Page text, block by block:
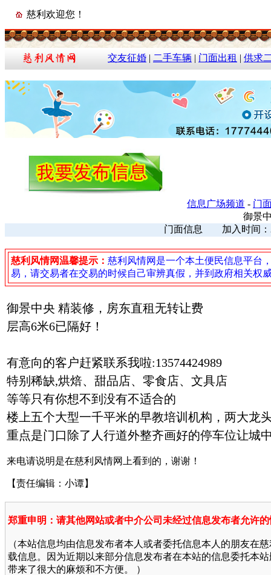
慈利欢迎您！
交友征婚 | 二手车辆 | 门面出租 | 供求
信息广场频道 - 门
御景
门面信息 加入时间
慈利风情网温馨提示： 慈利风情网是一个本土便民信息平台
易，请交易者在交易的时候自己审辨真假，并到政府相关权
御景中央 精装修，房东直租无转让费
层高6米6已隔好！
有意向的客户赶紧联系我啦:13574424989
特别稀缺,烘焙、甜品店、零食店、文具店
等等只有你想不到没有不适合的
楼上五个大型一千平米的早教培训机构，两大龙
重点是门口除了人行道外整齐画好的停车位让城
来电请说明是在慈利风情网上看到的，谢谢！
【责任编辑：小谭】
郑重申明：请其他网站或者中介公司未经过信息发布者允许
（本站信息均由信息发布者本人或者委托信息本人的朋友在
载信息。因为近期以来部分信息发布者在本站的信息委托本
带来了很大的麻烦和不方便。 ）